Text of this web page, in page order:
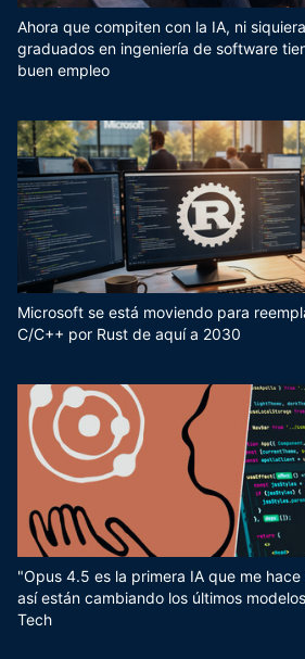
Ahora que compiten con la IA, ni
graduados en ingeniería de software
buen empleo
Microsoft se está moviendo para
C/C++ por Rust de aquí a 2030
"Opus 4.5 es la primera IA que me
así están cambiando los últimos
Tech